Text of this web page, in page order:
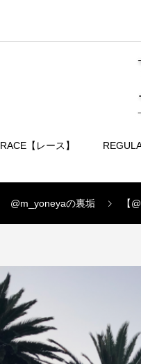
RACE【レース】
@m_yoneyaの裏垢 【